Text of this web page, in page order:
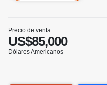
Precio de venta
US$85,000
Dólares Americanos